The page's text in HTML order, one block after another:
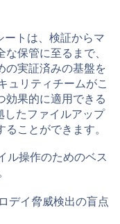
ートは、検証からマ
保管に至るまで、
の実証済みの基盤を
ュリティチームがこ
効果的に適用できる
したファイルアップ
ことができます。
ル操作のためのベス
デイ脅威検出の盲点